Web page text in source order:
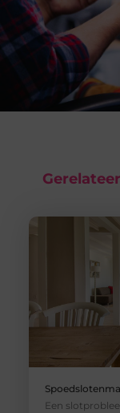
Een